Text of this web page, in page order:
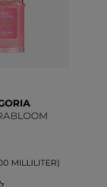
MILLILITER)